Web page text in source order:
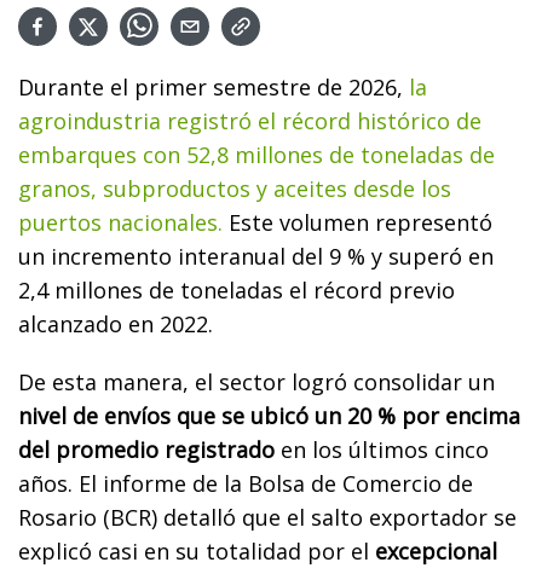
Durante el primer semestre de 2026, la
agroindustria registró el récord histórico de
embarques con 52,8 millones de toneladas de
granos, subproductos y aceites desde los
puertos nacionales. Este volumen representó
un incremento interanual del 9 % y superó en
2,4 millones de toneladas el récord previo
alcanzado en 2022.
De esta manera, el sector logró consolidar un
nivel de envíos que se ubicó un 20 % por encima
del promedio registrado en los últimos cinco
años. El informe de la Bolsa de Comercio de
Rosario (BCR) detalló que el salto exportador se
explicó casi en su totalidad por el excepcional